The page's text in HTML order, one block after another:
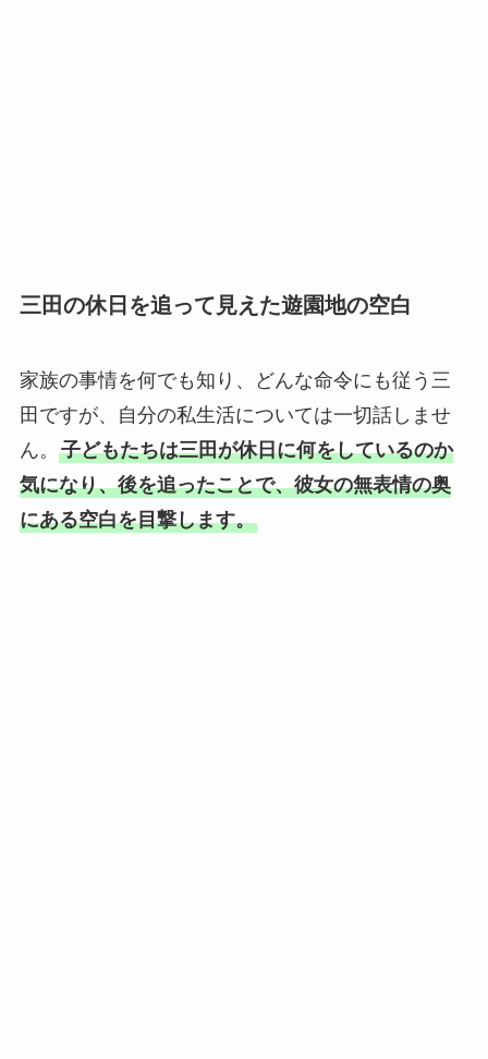
三田の休日を追って見えた遊園地の空白
家族の事情を何でも知り、どんな命令にも従う三
田ですが、自分の私生活については一切話しませ
ん。 子どもたちは三田が休日に何をしているのか
気になり、後を追ったことで、彼女の無表情の奥
にある空白を目撃します。